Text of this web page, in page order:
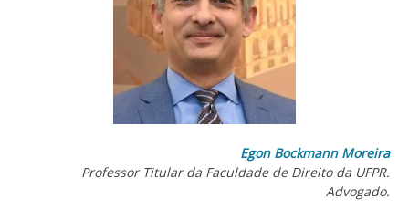
Egon Bockmann Moreira
Professor Titular da Faculdade de Direito da UFPR.
Advogado.